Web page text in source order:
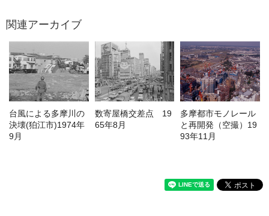
関連アーカイブ
台風による多摩川の
決壊(狛江市)1974年
9月
数寄屋橋交差点 19
65年8月
多摩都市モノレール
と再開発（空撮）19
93年11月